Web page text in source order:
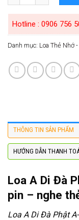
Hotline : 0906 756
Danh mục: Loa Thẻ Nhớ -
THÔNG TIN SẢN PHẨM
HƯỚNG DẪN THANH
Loa A Di Đà
pin – nghe
Loa A Di Đà Phật